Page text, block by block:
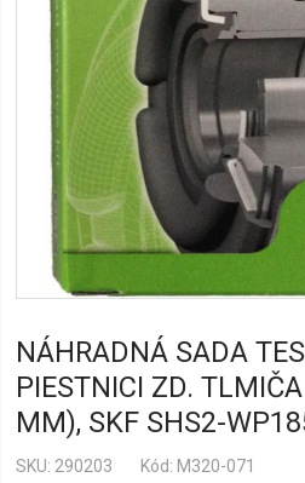
NÁHRADNÁ SADA
PIESTNICI ZD.
MM), SKF SHS2-
SKU 290203 Kód: M320-071